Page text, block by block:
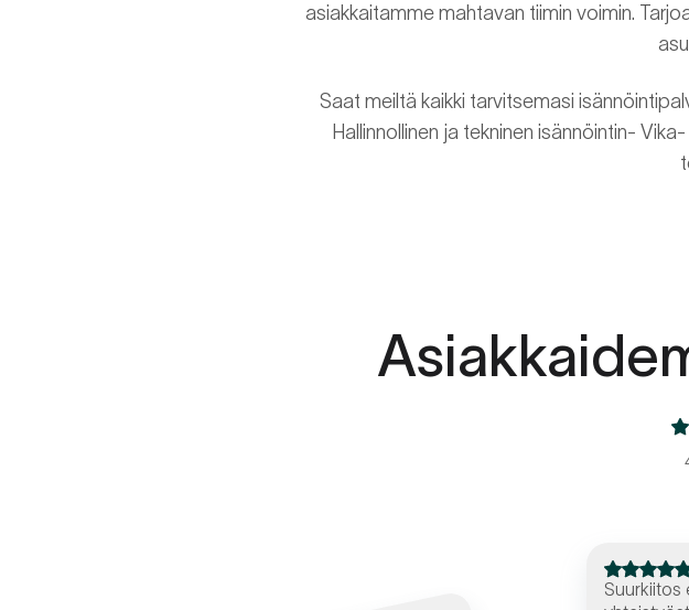
asiakkaitamme mahtavan tiimin voimin.
Saat meiltä kaikki tarvitsemasi
Hallinnollinen ja tekninen isännöintin-
Suurkiitos